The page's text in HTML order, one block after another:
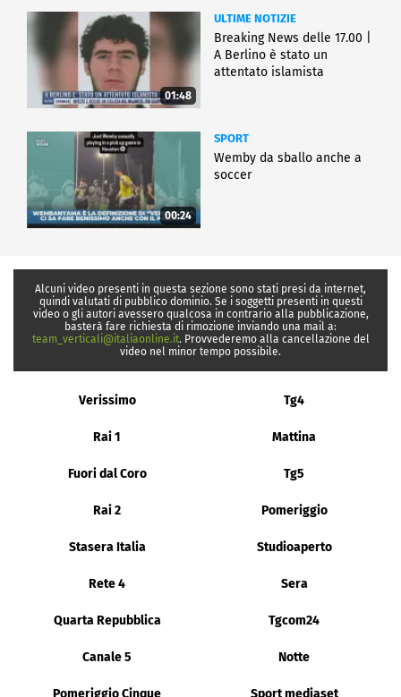
01:48
ULTIME NOTIZIE
Breaking News delle 17.00 |
A Berlino è stato un
attentato islamista
00:24
SPORT
Wemby da sballo anche a
soccer
Alcuni video presenti in questa sezione sono stati presi da internet,
quindi valutati di pubblico dominio. Se i soggetti presenti in questi
video o gli autori avessero qualcosa in contrario alla pubblicazione,
basterà fare richiesta di rimozione inviando una mail a:
team_verticali@italiaonline.it. Provvederemo alla cancellazione del
video nel minor tempo possibile.
Verissimo Tg4
Rai 1 Mattina
Fuori dal Coro Tg5
Rai 2 Pomeriggio
Stasera Italia Studioaperto
Rete 4 Sera
Quarta Repubblica Tgcom24
Canale 5 Notte
Pomeriggio Cinque Sport mediaset